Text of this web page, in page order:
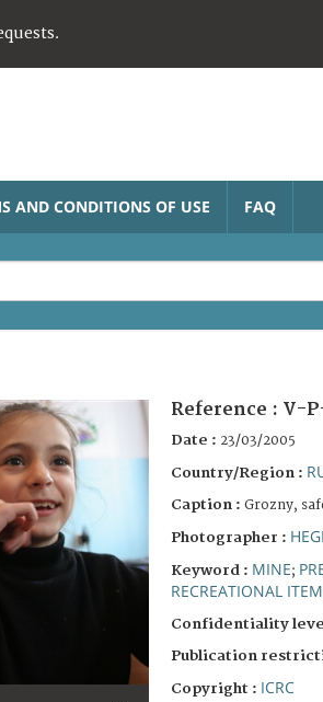
AND CONDITIONS OF USE FAQ
Reference : V-
Date : 23/03/2005
Country/Region :
Caption : Grozny,
Photographer :
Keyword : MINE;
RECREATIONAL
Confidentiality
Publication
Copyright : ICRC